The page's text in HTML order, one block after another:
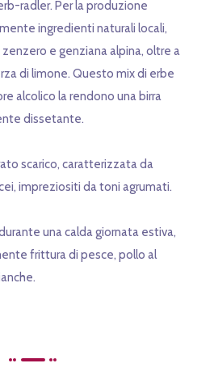
radler. Per la produzione
ingredienti naturali locali,
e genziana alpina, oltre a
di limone. Questo mix di erbe
alcolico la rendono una birra
dissetante.
scarico, caratterizzata da
impreziositi da toni agrumati.
una calda giornata estiva,
frittura di pesce, pollo al